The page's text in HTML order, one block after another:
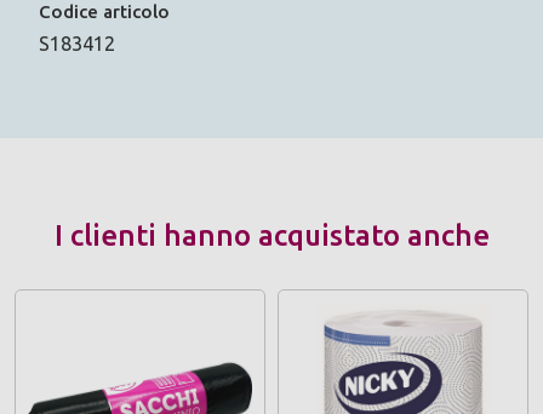
Codice articolo
S183412
I clienti hanno acquistato anche